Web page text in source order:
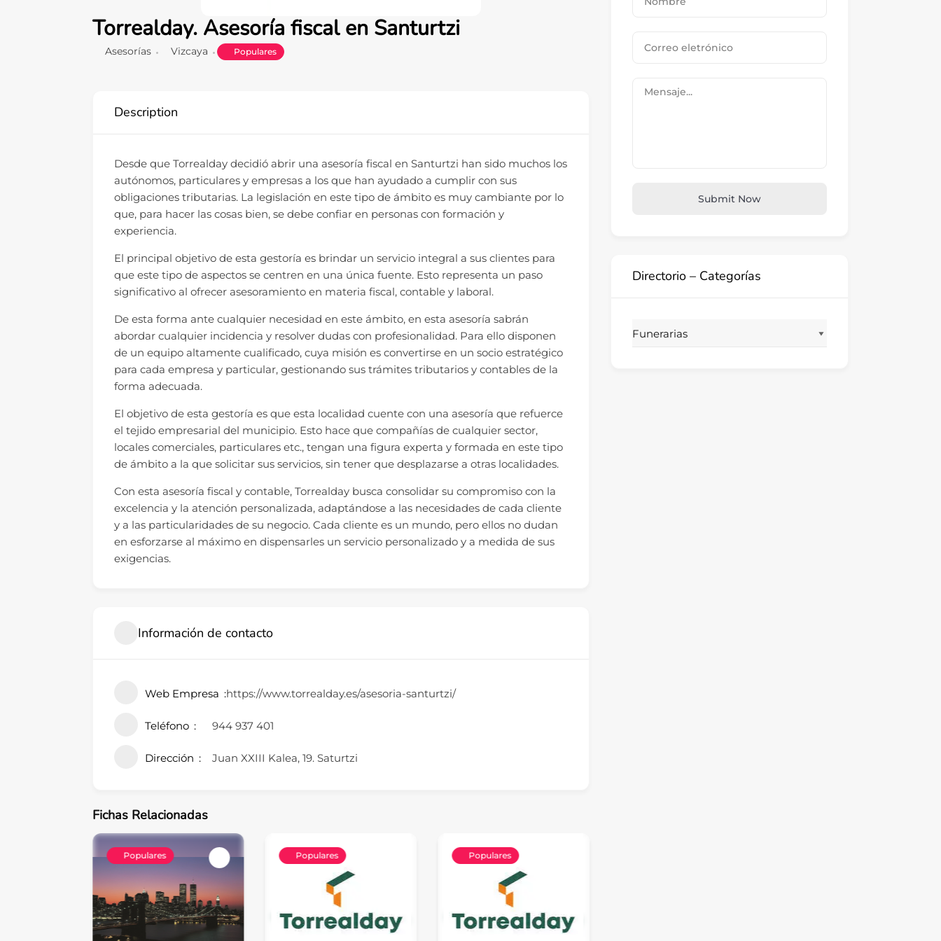
Torrealday. Asesoría fiscal en Santurtzi
Asesorías Vizcaya Populares
Description
Desde que Torrealday decidió abrir una asesoría fiscal en Santurtzi han sido muchos los
autónomos, particulares y empresas a los que han ayudado a cumplir con sus
obligaciones tributarias. La legislación en este tipo de ámbito es muy cambiante por lo
que, para hacer las cosas bien, se debe confiar en personas con formación y
experiencia.
El principal objetivo de esta gestoría es brindar un servicio integral a sus clientes para
que este tipo de aspectos se centren en una única fuente. Esto representa un paso
significativo al ofrecer asesoramiento en materia fiscal, contable y laboral.
De esta forma ante cualquier necesidad en este ámbito, en esta asesoría sabrán
abordar cualquier incidencia y resolver dudas con profesionalidad. Para ello disponen
de un equipo altamente cualificado, cuya misión es convertirse en un socio estratégico
para cada empresa y particular, gestionando sus trámites tributarios y contables de la
forma adecuada.
El objetivo de esta gestoría es que esta localidad cuente con una asesoría que refuerce
el tejido empresarial del municipio. Esto hace que compañías de cualquier sector,
locales comerciales, particulares etc., tengan una figura experta y formada en este tipo
de ámbito a la que solicitar sus servicios, sin tener que desplazarse a otras localidades.
Con esta asesoría fiscal y contable, Torrealday busca consolidar su compromiso con la
excelencia y la atención personalizada, adaptándose a las necesidades de cada cliente
y a las particularidades de su negocio. Cada cliente es un mundo, pero ellos no dudan
en esforzarse al máximo en dispensarles un servicio personalizado y a medida de sus
exigencias.
Información de contacto
Web Empresa https://www.torrealday.es/asesoria-santurtzi/
Teléfono 944 937 401
Dirección Juan XXIII Kalea, 19. Saturtzi
Fichas Relacionadas
Populares Populares Populares
Submit Now
Directorio – Categorías